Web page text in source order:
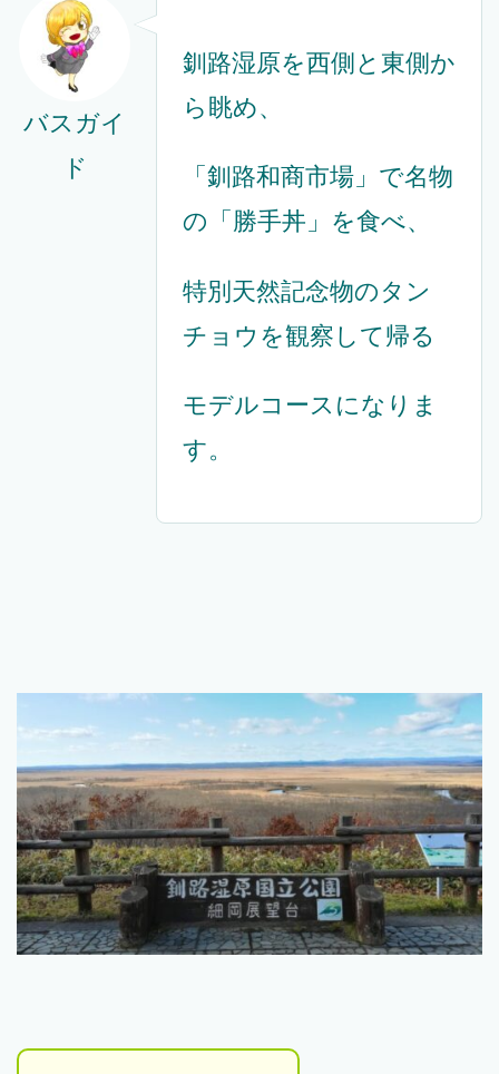
バスガイ
ド
釧路湿原を西側と東側か
ら眺め、
「釧路和商市場」で名物
の「勝手丼」を食べ、
特別天然記念物のタン
チョウを観察して帰る
モデルコースになりま
す。